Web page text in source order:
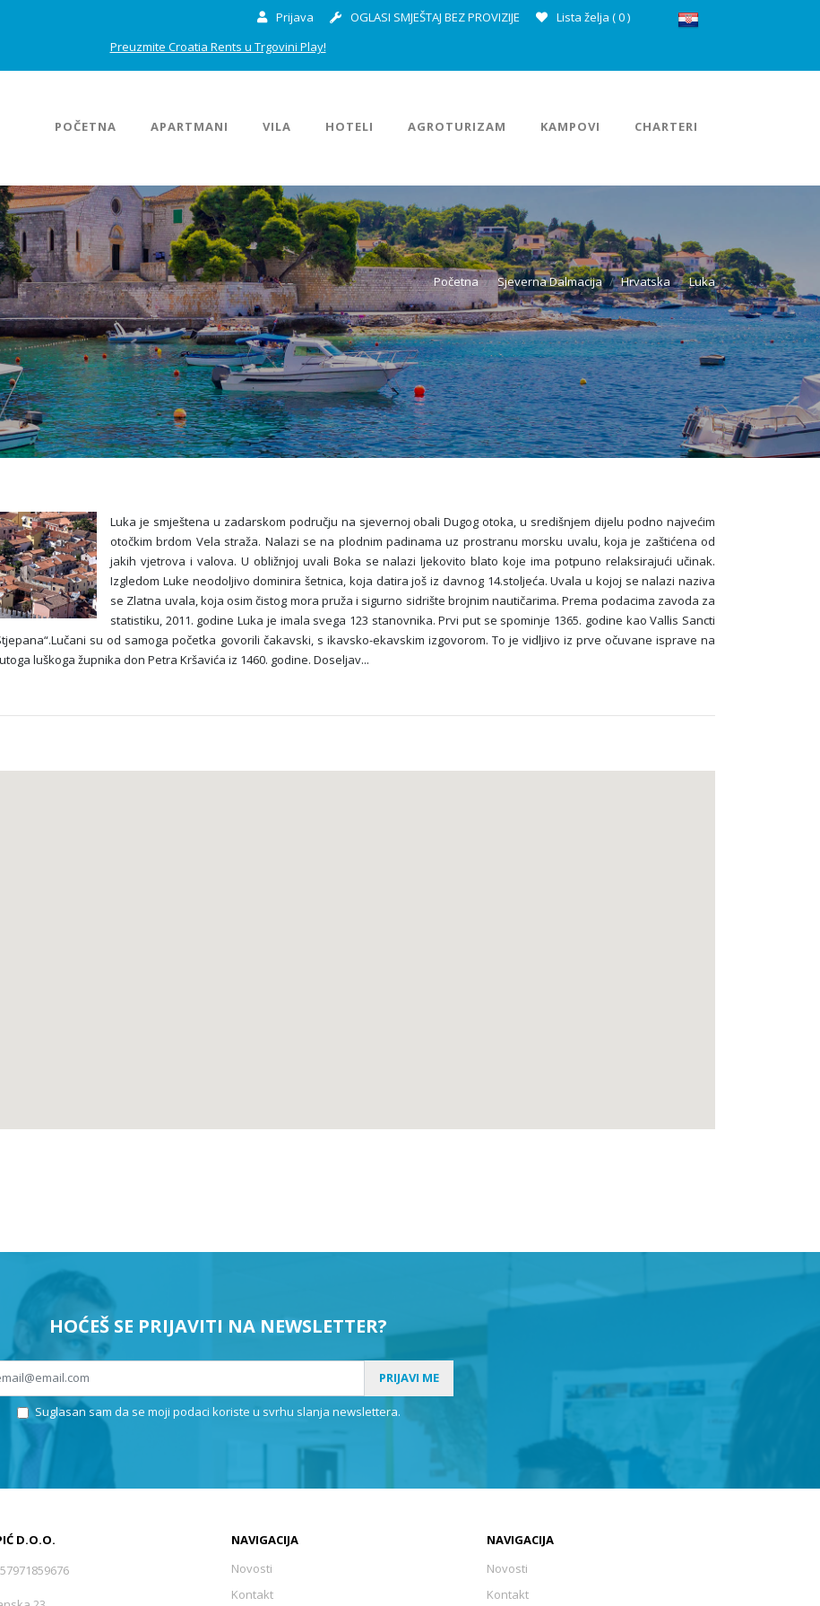
Prijava OGLASI SMJEŠTAJ BEZ PROVIZIJE Lista želja (0)
Preuzmite Croatia Rents u Trgovini Play!
POČETNA APARTMANI VILA HOTELI AGROTURIZAM KAMPOVI CHARTERI
Početna Sjeverna Dalmacija Hrvatska Luka
Luka je smještena u zadarskom području na sjevernoj obali Dugog otoka, u središnjem dijelu podno najvećim
otočkim brdom Vela straža. Nalazi se na plodnim padinama uz prostranu morsku uvalu, koja je zaštićena od
jakih vjetrova i valova. U obližnjoj uvali Boka se nalazi ljekovito blato koje ima potpuno relaksirajući učinak.
Izgledom Luke neodoljivo dominira šetnica, koja datira još iz davnog 14.stoljeća. Uvala u kojoj se nalazi naziva
se Zlatna uvala, koja osim čistog mora pruža i sigurno sidrište brojnim nautičarima. Prema podacima zavoda za
statistiku, 2011. godine Luka je imala svega 123 stanovnika. Prvi put se spominje 1365. godine kao Vallis Sancti
su od samoga početka govorili čakavski, s ikavsko-ekavskim izgovorom. To je vidljivo iz prve očuvane isprave na
luškoga župnika don Petra Kršavića iz 1460. godine. Doseljav...
HOĆEŠ SE PRIJAVITI NA NEWSLETTER?
PRIJAVI ME
Suglasan sam da se moji podaci koriste u svrhu slanja newslettera.
D.O.O.
NAVIGACIJA
Novosti
Kontakt
NAVIGACIJA
Novosti
Kontakt